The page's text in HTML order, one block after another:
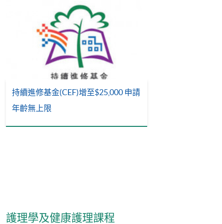
持續進修基金(CEF)增至$25,000 申請
年齡無上限
護理學及健康護理課程